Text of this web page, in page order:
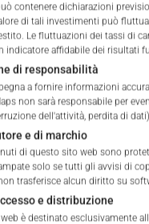
contenere dichiarazioni
di tali investimenti può
Le fluttuazioni dei tassi di
indicatore affidabile dei risultati
di responsabilità
a fornire informazioni
non sarà responsabile per
dell'attività, perdita di
e di marchio
di questo sito web sono
solo se tutti gli avvisi di
trasferisce alcun diritto su
e distribuzione
è destinato esclusivamente
n/a